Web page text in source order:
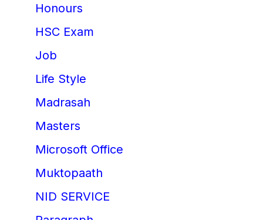
Honours
HSC Exam
Job
Life Style
Madrasah
Masters
Microsoft Office
Muktopaath
NID SERVICE